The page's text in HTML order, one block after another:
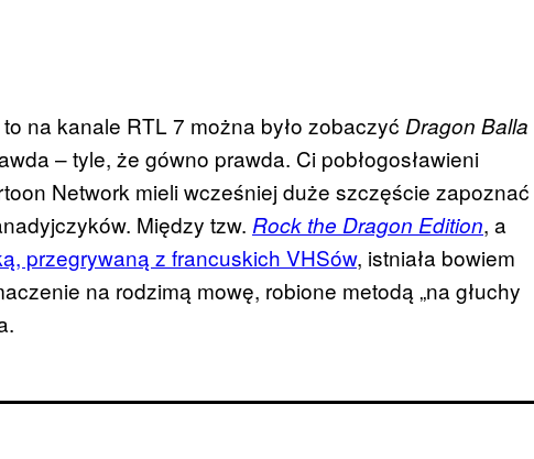
na kanale RTL 7 można było zobaczyć Dragon Balla
– tyle, że gówno prawda. Ci pobłogosławieni
Network mieli wcześniej duże szczęście zapoznać
Między tzw. Rock the Dragon Edition, a
przegrywaną z francuskich VHSów, istniała bowiem
na rodzimą mowę, robione metodą „na głuchy